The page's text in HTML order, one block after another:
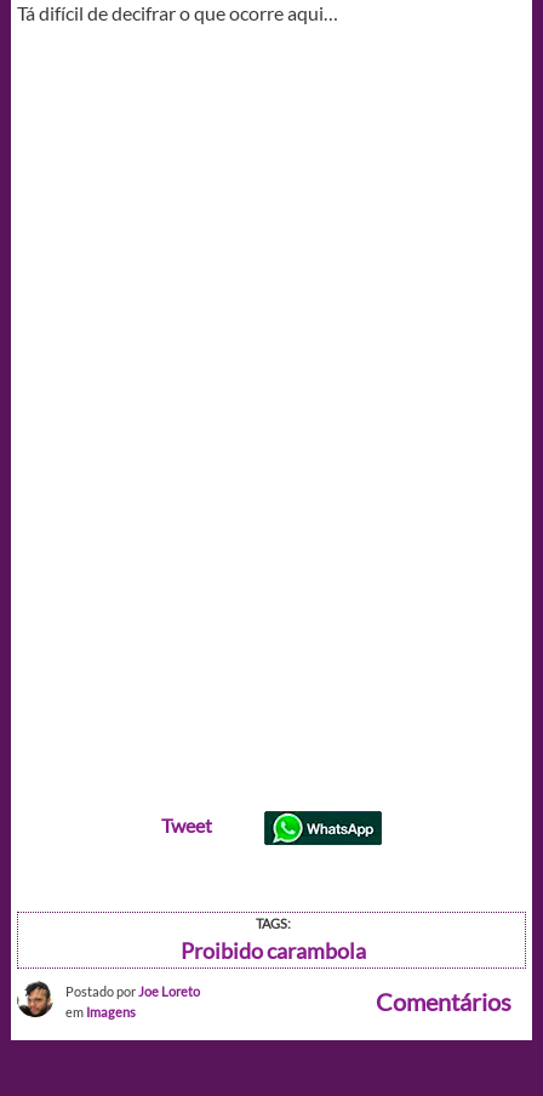
Tá difícil de decifrar o que ocorre aqui…
Tweet
TAGS:
Proibido carambola
Postado por Joe Loreto
em Imagens Comentários